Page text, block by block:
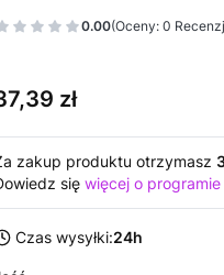
0.00(Oceny: 0
zł
zakup produktu otrzymasz
się więcej o
Czas wysyłki:24h